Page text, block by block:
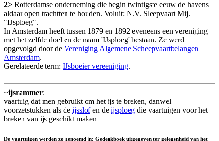
2> Rotterdamse onderneming die begin twintigste eeuw de havens
aldaar open trachtten te houden. Voluit: N.V. Sleepvaart Mij.
"IJsploeg".
In Amsterdam heeft tussen 1879 en 1892 eveneens een vereniging
met het zelfde doel en de naam 'IJsploeg' bestaan. Ze werd
opgevolgd door de Vereniging Algemene Scheepvaartbelangen
Amsterdam.
Gerelateerde term: IJsboeier vereeniging.
~ijsrammer:
vaartuig dat men gebruikt om het ijs te breken, danwel
voorzetstukken als de ijsslofen de ijsploeg die vaartuigen voor het
breken van ijs geschikt maken.
De vaartuigen worden zo genoemd in: Gedenkboek uitgegeven ter gelegenheid van het